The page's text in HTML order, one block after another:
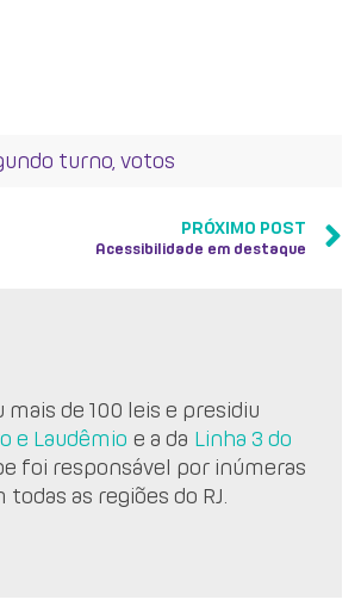
turno votos
PRÓXIMO POST
Acessibilidade em destaque
de 100 leis e presidiu
e Laudêmio e a da Linha 3 do
foi responsável por inúmeras
as regiões do RJ.